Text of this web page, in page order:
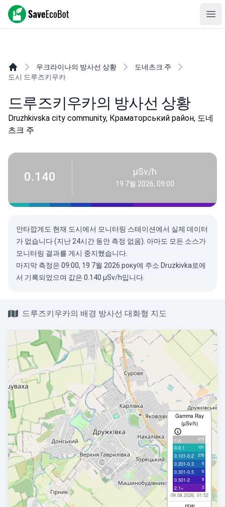
SaveEcoBot
우크라이나의 방사선 상황
도네츠크 주
도시 드루즈키우카
드루즈키우카의 방사선 상황
Druzhkivska city community, Краматорський район, 도네
츠크 주
0.140 µSv/h
19 7월 2026, 09:00
안타깝게도 현재 도시에서 모니터링 스테이션에서 실제 데이터
가 없습니다 (지난 24시간 동안 측정 없음). 아마도 모든 소스가
모니터링 결과를 게시 중지했습니다.
마지막 측정은 09:00, 19 7월 2026 року에 주소 Druzkivka로에
서 기록되었으며 값은 0.140 µSv/h입니다.
드루즈키우카의 배경 방사선 대화형 지도
Gamma Ray
(µSv/h)
с/д 619
0-0.1 101
0.101-0.2 278
0.201-0.3 6
0.301-0.5 6
0.501-2 8
2.1+ 3
09.08.2026, 01:52